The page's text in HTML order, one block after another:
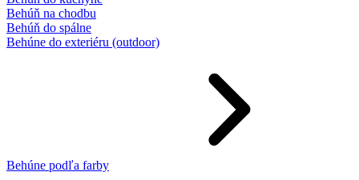
Behúň na chodbu
Behúň do spálne
Behúne do exteriéru (outdoor)
Behúne podľa farby